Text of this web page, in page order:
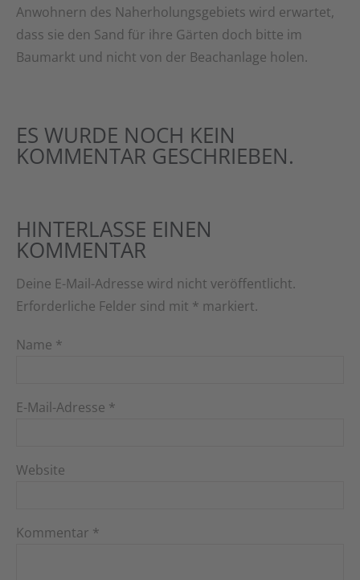
Anwohnern des Naherholungsgebiets wird erwartet,
dass sie den Sand für ihre Gärten doch bitte im
Baumarkt und nicht von der Beachanlage holen.
ES WURDE NOCH KEIN
KOMMENTAR GESCHRIEBEN.
HINTERLASSE EINEN
KOMMENTAR
Deine E-Mail-Adresse wird nicht veröffentlicht.
Erforderliche Felder sind mit * markiert.
Name *
E-Mail-Adresse *
Website
Kommentar *